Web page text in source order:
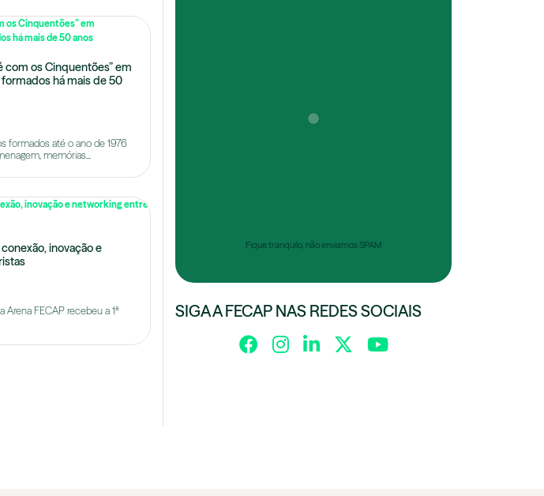
com os Cinquentões” em
há mais de 50
formados até o ano de 1976
memórias...
inovação e
FECAP recebeu a 1ª
Fique tranquilo, não enviamos SPAM
SIGA A FECAP NAS REDES SOCIAIS